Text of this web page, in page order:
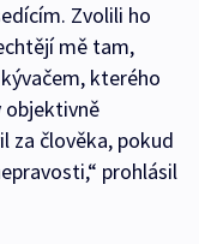
Zvolili ho
mě tam,
kterého
objektivně
za člověka, pokud
prohlásil